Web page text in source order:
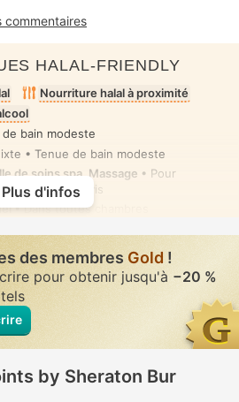
commentaires
HALAL-FRIENDLY
Nourriture halal à proximité
bain modeste
• Tenue de bain modeste
de soins spa, Massage • Pour
de vis à vis
• Dans toutes chambres
Plus d'infos
des membres Gold !
pour obtenir jusqu'à −20 %
by Sheraton Bur